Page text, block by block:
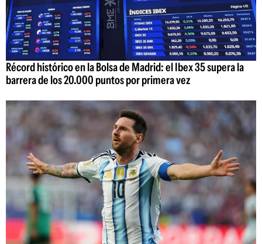
Récord histórico en la Bolsa de Madrid: el Ibex 35 supera la
barrera de los 20.000 puntos por primera vez